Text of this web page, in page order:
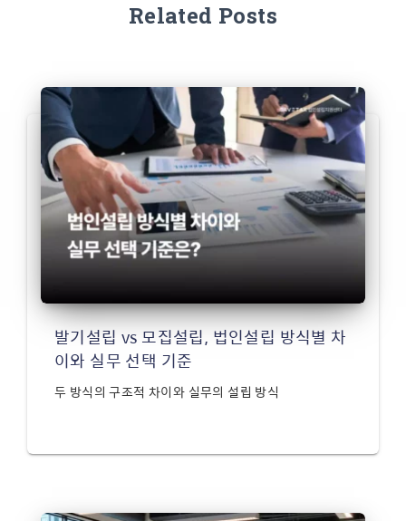
Related Posts
발기설립 vs 모집설립, 법인설립 방식별 차
이와 실무 선택 기준
두 방식의 구조적 차이와 실무의 설립 방식